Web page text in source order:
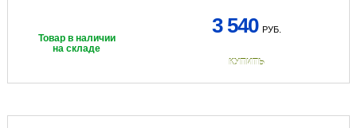
Товар в наличии
на складе
3 540 РУБ.
КУПИТЬ